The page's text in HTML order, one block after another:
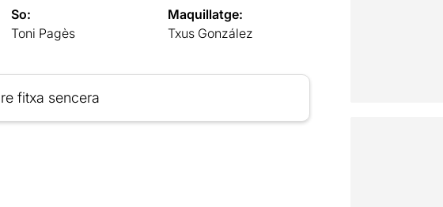
So:
Toni Pagès
Maquillatge:
Txus González
fitxa sencera